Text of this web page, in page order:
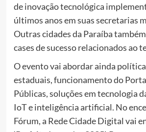
de inovação tecnológica
últimos anos em suas secretarias
Outras cidades da Paraíba
cases de sucesso relacionados ao
O evento vai abordar ainda
estaduais, funcionamento do
Públicas, soluções em tecnologia
IoT e inteligência artificial. No
Fórum, a Rede Cidade Digital vai